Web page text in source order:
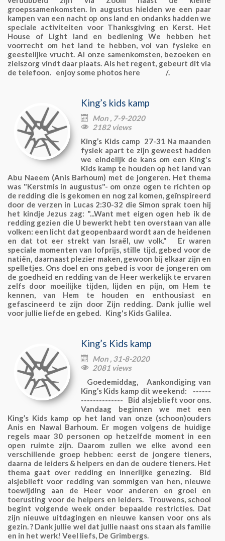
groepssamenkomsten. In augustus hielden we een paar
kampen van een nacht op ons land en ondanks hadden we
speciale activiteiten voor Thanksgiving en Kerst. Het
House of Light land en bediening We hebben het
voorrecht om het land te hebben, vol van fysieke en
geestelijke vrucht. Al onze samenkomsten, bezoeken en
zielszorg vindt daar plaats. Als het regent, gebeurt dit via
de telefoon. enjoy some photos here /.
King’s kids kamp
 Mon , 7-9-2020
 2182 views
King’s Kids camp 27-31 Na maanden
fysiek apart te zijn geweest hadden
we eindelijk de kans om een King's
Kids kamp te houden op het land van
Abu Naeem (Anis Barhoum) met de jongeren. Het thema
was "Kerstmis in augustus"- om onze ogen te richten op
de redding die is gekomen en nog zal komen, geïnspireerd
door de verzen in Lucas 2:30-32 die Simon sprak toen hij
het kindje Jezus zag: "...Want met eigen ogen heb ik de
redding gezien die U bewerkt hebt ten overstaan van alle
volken: een licht dat geopenbaard wordt aan de heidenen
en dat tot eer strekt van Israël, uw volk." Er waren
speciale momenten van lofprijs, stille tijd, gebed voor de
natiën, daarnaast plezier maken, gewoon bij elkaar zijn en
spelletjes. Ons doel en ons gebed is voor de jongeren om
de goedheid en redding van de Heer werkelijk te ervaren
zelfs door moeilijke tijden, lijden en pijn, om Hem te
kennen, van Hem te houden en enthousiast en
gefascineerd te zijn door Zijn redding. Dank jullie wel
voor jullie liefde en gebed. King's Kids Galilea.
King’s Kids kamp
 Mon , 31-8-2020
 2081 views
Goedemiddag, Aankondiging van
King’s Kids kamp dit weekend: ------
-------------- Bid alsjeblieft voor ons.
Vandaag beginnen we met een
King’s Kids kamp op het land van onze (schoon)ouders
Anis en Nawal Barhoum. Er mogen volgens de huidige
regels maar 30 personen op hetzelfde moment in een
open ruimte zijn. Daarom zullen we elke avond een
verschillende groep hebben: eerst de jongere tieners,
daarna de leiders & helpers en dan de oudere tieners. Het
thema gaat over redding en innerlijke genezing. Bid
alsjeblieft voor redding van sommigen van hen, nieuwe
toewijding aan de Heer voor anderen en groei en
toerusting voor de helpers en leiders. Trouwens, school
begint volgende week onder bepaalde restricties. Dat
zijn nieuwe uitdagingen en nieuwe kansen voor ons als
gezin. ? Dank jullie wel dat jullie naast ons staan als familie
en in het werk! Veel liefs, De Grimbergs.